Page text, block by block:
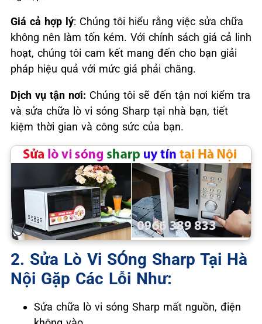
Giá cả hợp lý: Chúng tôi hiểu rằng việc sửa chữa
không nên làm tốn kém. Với chính sách giá cả linh
hoạt, chúng tôi cam kết mang đến cho bạn giải
pháp hiệu quả với mức giá phải chăng.
Dịch vụ tận nơi: Chúng tôi sẽ đến tận nơi kiểm tra
và sửa chữa lò vi sóng Sharp tại nhà bạn, tiết
kiệm thời gian và công sức của bạn.
2. Sửa Lò Vi SÓng Sharp Tại Hà
Nội Gặp Các Lỗi Như:
Sửa chữa lò vi sóng Sharp mất nguồn, điện